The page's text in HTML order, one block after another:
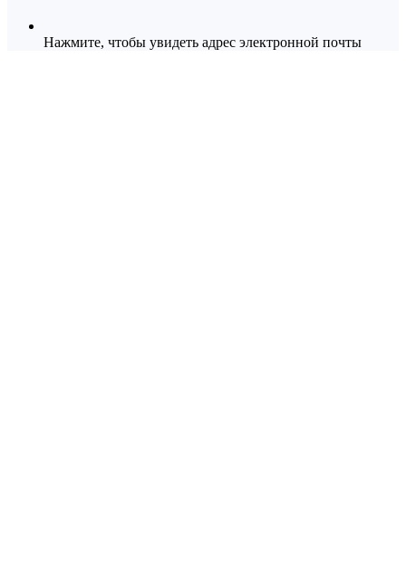
Нажмите, чтобы увидеть адрес электронной почты